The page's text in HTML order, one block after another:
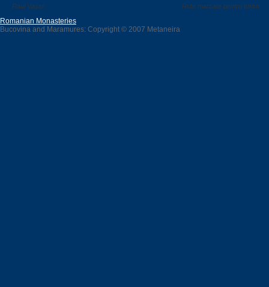
Raul Vaser. Rute marcate pentru turisti.
Romanian Monasteries
Bucovina and Maramures: Copyright © 2007 Metaneira